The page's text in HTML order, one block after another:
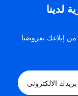
لدينا
إبلاغك بعروضنا